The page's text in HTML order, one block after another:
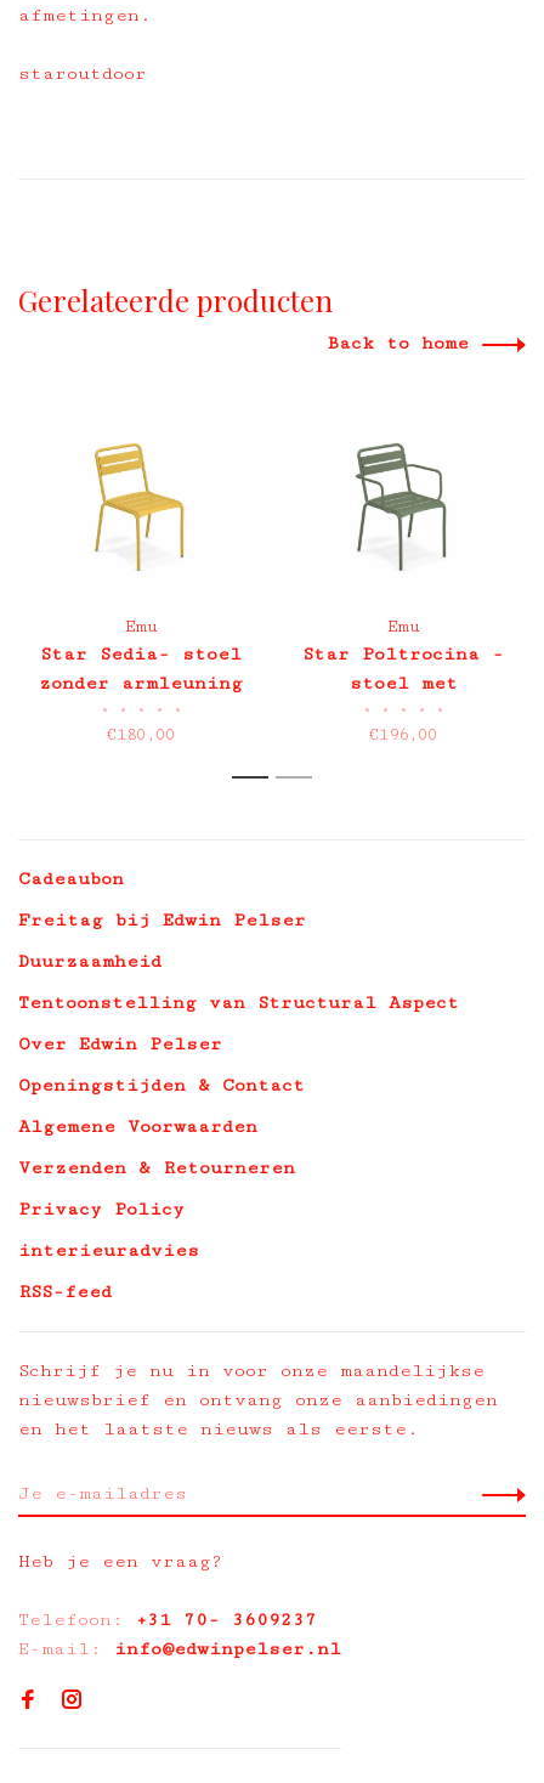
afmetingen.
staroutdoor
Gerelateerde producten
Back to home
Emu
Star Sedia- stoel
zonder armleuning
• • • • •
€180,00
Emu
Star Poltrocina -
stoel met
armleuning
• • • • •
€196,00
1 2
Cadeaubon
Freitag bij Edwin Pelser
Duurzaamheid
Tentoonstelling van Structural Aspect
Over Edwin Pelser
Openingstijden & Contact
Algemene Voorwaarden
Verzenden & Retourneren
Privacy Policy
interieuradvies
RSS-feed
Schrijf je nu in voor onze maandelijkse
nieuwsbrief en ontvang onze aanbiedingen
en het laatste nieuws als eerste.
Heb je een vraag?
Telefoon: +31 70- 3609237
E-mail:
info@edwinpelser.nl